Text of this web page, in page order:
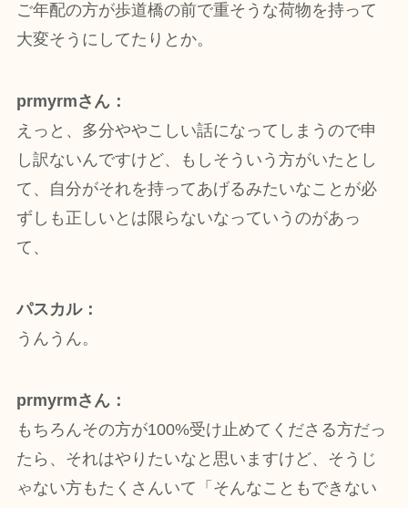
ご年配の方が歩道橋の前で重そうな荷物を持って
大変そうにしてたりとか。
prmyrmさん：
えっと、多分ややこしい話になってしまうので申
し訳ないんですけど、もしそういう方がいたとし
て、自分がそれを持ってあげるみたいなことが必
ずしも正しいとは限らないなっていうのがあっ
て、
パスカル：
うんうん。
prmyrmさん：
もちろんその方が100%受け止めてくださる方だっ
たら、それはやりたいなと思いますけど、そうじ
ゃない方もたくさんいて「そんなこともできない